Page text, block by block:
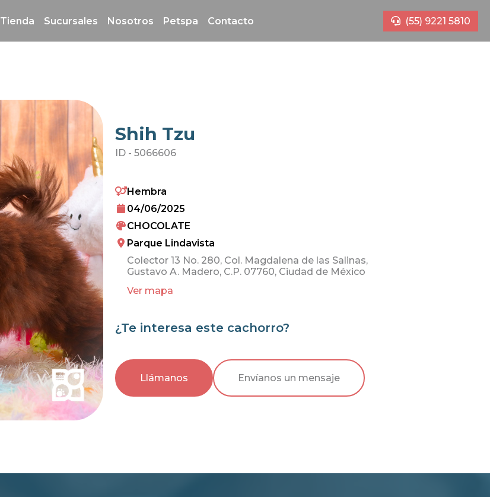
Tienda Sucursales Nosotros Petspa Contacto (55) 9221 5810
Shih Tzu
ID - 5066606
Hembra
04/06/2025
CHOCOLATE
Parque Lindavista
Colector 13 No. 280, Col. Magdalena de las Salinas,
Gustavo A. Madero, C.P. 07760, Ciudad de México
Ver mapa
¿Te interesa este cachorro?
Llámanos Envíanos un mensaje